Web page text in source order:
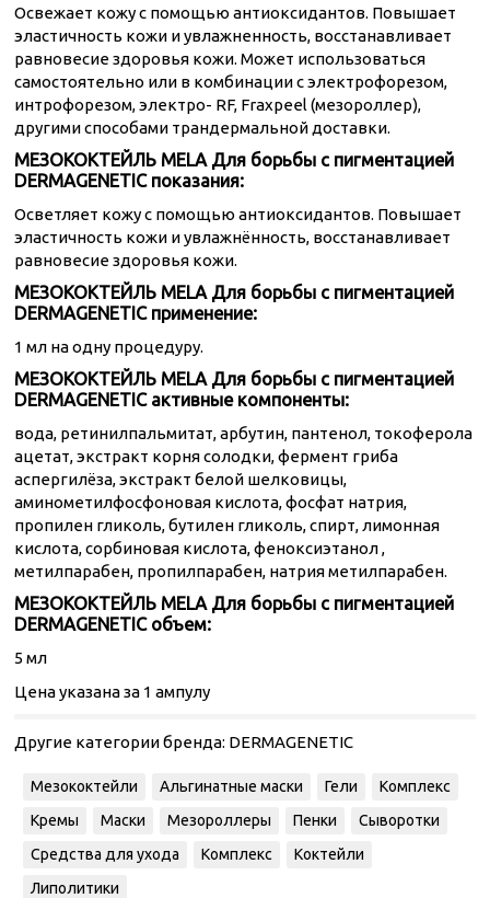
Освежает кожу с помощью антиоксидантов. Повышает
эластичность кожи и увлажненность, восстанавливает
равновесие здоровья кожи. Может использоваться
самостоятельно или в комбинации с электрофорезом,
интрофорезом, электро- RF, Fraxpeel (мезороллер),
другими способами трандермальной доставки.
МЕЗОКОКТЕЙЛЬ MELA Для борьбы с пигментацией
DERMAGENETIC показания:
Осветляет кожу с помощью антиоксидантов. Повышает
эластичность кожи и увлажнённость, восстанавливает
равновесие здоровья кожи.
МЕЗОКОКТЕЙЛЬ MELA Для борьбы с пигментацией
DERMAGENETIC применение:
1 мл на одну процедуру.
МЕЗОКОКТЕЙЛЬ MELA Для борьбы с пигментацией
DERMAGENETIC активные компоненты:
вода, ретинилпальмитат, арбутин, пантенол, токоферола
ацетат, экстракт корня солодки, фермент гриба
аспергилёза, экстракт белой шелковицы,
аминометилфосфоновая кислота, фосфат натрия,
пропилен гликоль, бутилен гликоль, спирт, лимонная
кислота, сорбиновая кислота, феноксиэтанол ,
метилпарабен, пропилпарабен, натрия метилпарабен.
МЕЗОКОКТЕЙЛЬ MELA Для борьбы с пигментацией
DERMAGENETIC объем:
5 мл
Цена указана за 1 ампулу
Другие категории бренда: DERMAGENETIC
Мезококтейли Альгинатные маски Гели
Комплекс
Кремы
Маски Мезороллеры Пенки
Сыворотки
Средства для ухода
Комплекс
Коктейли
Липолитики